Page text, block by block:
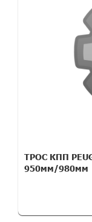
ТРОС КПП
950мм/980мм